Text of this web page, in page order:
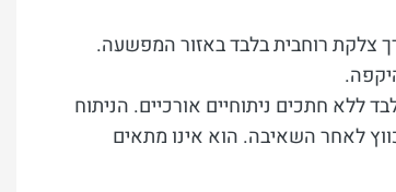
צלקת רוחבית בלבד באזור המפשעה.
ללא חתכים ניתוחיים אורכיים. הניתוח
לאחר השאיבה. הוא אינו מתאים